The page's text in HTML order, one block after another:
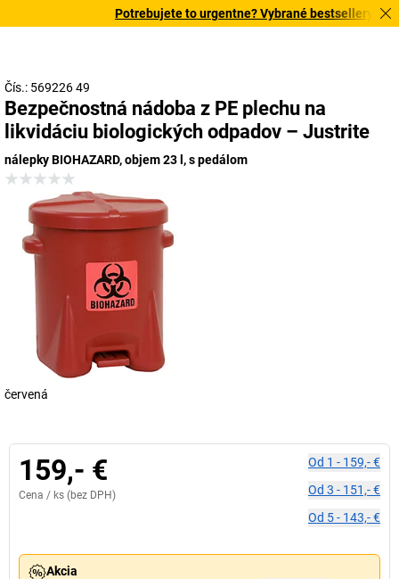
Potrebujete to urgentne? Vybrané bestsellery
Čís.: 569226 49
Bezpečnostná nádoba z PE plechu na
likvidáciu biologických odpadov – Justrite
nálepky BIOHAZARD, objem 23 l, s pedálom
červená
159,- €
Cena / ks (bez DPH)
Od 1 - 159,- €
Od 3 - 151,- €
Od 5- 143,- €
Akcia